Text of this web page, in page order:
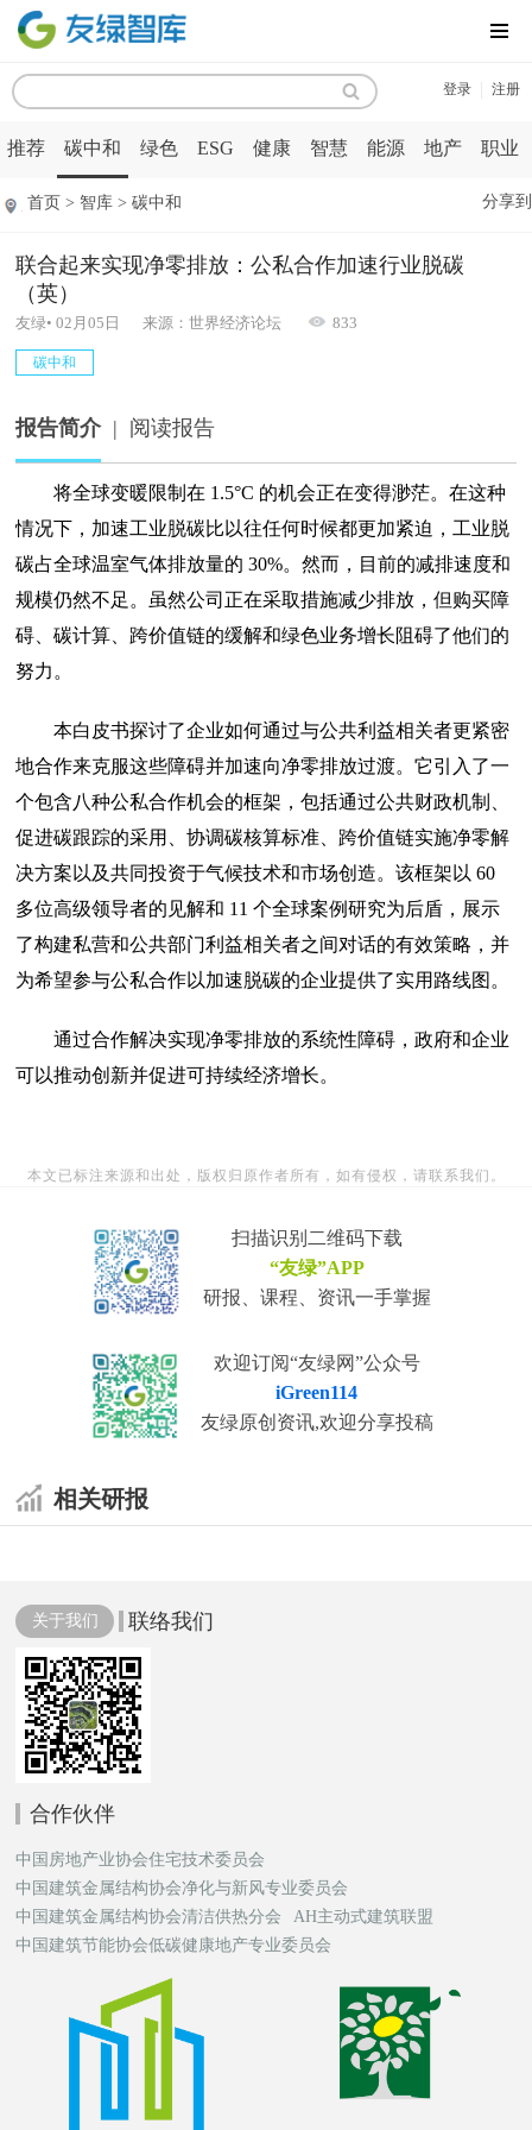
MENU
登录 注册
推荐 碳中和 绿色 ESG 健康 智慧 能源 地产 职业
首页 > 智库 > 碳中和 分享到
联合起来实现净零排放：公私合作加速行业脱碳
（英）
友绿• 02月05日 来源：世界经济论坛 833
碳中和
报告简介 | 阅读报告
将全球变暖限制在 1.5°C 的机会正在变得渺茫。在这种
情况下，加速工业脱碳比以往任何时候都更加紧迫，工业脱
碳占全球温室气体排放量的 30%。然而，目前的减排速度和
规模仍然不足。虽然公司正在采取措施减少排放，但购买障
碍、碳计算、跨价值链的缓解和绿色业务增长阻碍了他们的
努力。
本白皮书探讨了企业如何通过与公共利益相关者更紧密
地合作来克服这些障碍并加速向净零排放过渡。它引入了一
个包含八种公私合作机会的框架，包括通过公共财政机制、
促进碳跟踪的采用、协调碳核算标准、跨价值链实施净零解
决方案以及共同投资于气候技术和市场创造。该框架以 60
多位高级领导者的见解和 11 个全球案例研究为后盾，展示
了构建私营和公共部门利益相关者之间对话的有效策略，并
为希望参与公私合作以加速脱碳的企业提供了实用路线图。
通过合作解决实现净零排放的系统性障碍，政府和企业
可以推动创新并促进可持续经济增长。
本文已标注来源和出处，版权归原作者所有，如有侵权，请联系我们。
扫描识别二维码下载
“友绿”APP
研报、课程、资讯一手掌握
欢迎订阅“友绿网”公众号
iGreen114
友绿原创资讯,欢迎分享投稿
相关研报
关于我们 联络我们
合作伙伴
中国房地产业协会住宅技术委员会
中国建筑金属结构协会净化与新风专业委员会
中国建筑金属结构协会清洁供热分会
AH主动式建筑联盟
中国建筑节能协会低碳健康地产专业委员会